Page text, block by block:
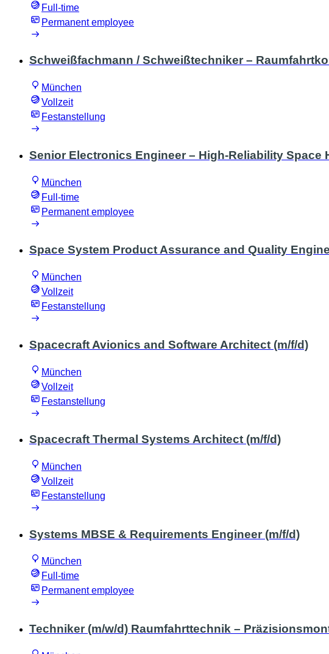
Full-time
Permanent employee
Schweißfachmann / Schweißtechniker –
München
Vollzeit
Festanstellung
Senior Electronics Engineer – High-Reliability Space
München
Full-time
Permanent employee
Space System Product Assurance and Quality
München
Vollzeit
Festanstellung
Spacecraft Avionics and Software Architect (m/f/d)
München
Vollzeit
Festanstellung
Spacecraft Thermal Systems Architect (m/f/d)
München
Vollzeit
Festanstellung
Systems MBSE & Requirements Engineer (m/f/d)
München
Full-time
Permanent employee
Techniker (m/w/d) Raumfahrttechnik –